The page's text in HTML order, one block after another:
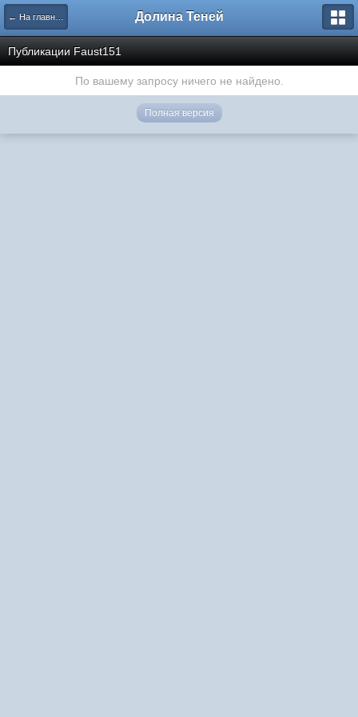
← На главную Долина Теней
Публикации Faust151
По вашему запросу ничего не найдено.
Полная версия